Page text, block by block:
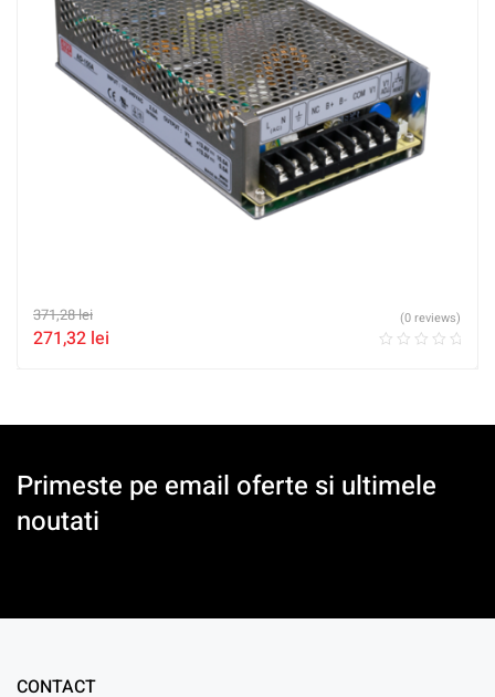
371,28lei
271,32 lei
(0 reviews)
Primeste pe email oferte si ultimele
noutati
CONTACT